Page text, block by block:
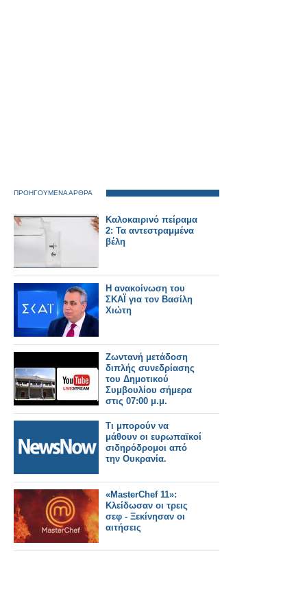
ΠΡΟΗΓΟΥΜΕΝΑ ΑΡΘΡΑ
Καλοκαιρινό πείραμα
2: Τα αντεστραμμένα
βέλη
Η ανακοίνωση του
ΣΚΑΪ για τον Βασίλη
Χιώτη
Ζωντανή μετάδοση
διπλής συνεδρίασης
του Δημοτικού
Συμβουλίου σήμερα
στις 07:00 μ.μ.
Τι μπορούν να
μάθουν οι ευρωπαϊκοί
σιδηρόδρομοι από
την Ουκρανία.
«MasterChef 11»:
Κλείδωσαν οι τρεις
σεφ - Ξεκίνησαν οι
αιτήσεις